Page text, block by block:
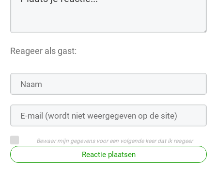
Reageer als gast:
Bewaar mijn gegevens voor een volgende keer dat ik reageer
Reactie plaatsen